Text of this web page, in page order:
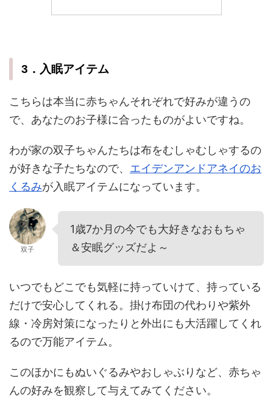
3．入眠アイテム
こちらは本当に赤ちゃんそれぞれで好みが違うの
で、あなたのお子様に合ったものがよいですね。
わが家の双子ちゃんたちは布をむしゃむしゃするの
が好きな子たちなので、 エイデンアンドアネイのお
くるみが入眠アイテムになっています。
双子
1歳7か月の今でも大好きなおもちゃ
＆安眠グッズだよ～
いつでもどこでも気軽に持っていけて、持っている
だけで安心してくれる。掛け布団の代わりや紫外
線・冷房対策になったりと外出にも大活躍してくれ
るので万能アイテム。
このほかにもぬいぐるみやおしゃぶりなど、赤ちゃ
んの好みを観察して与えてみてください。